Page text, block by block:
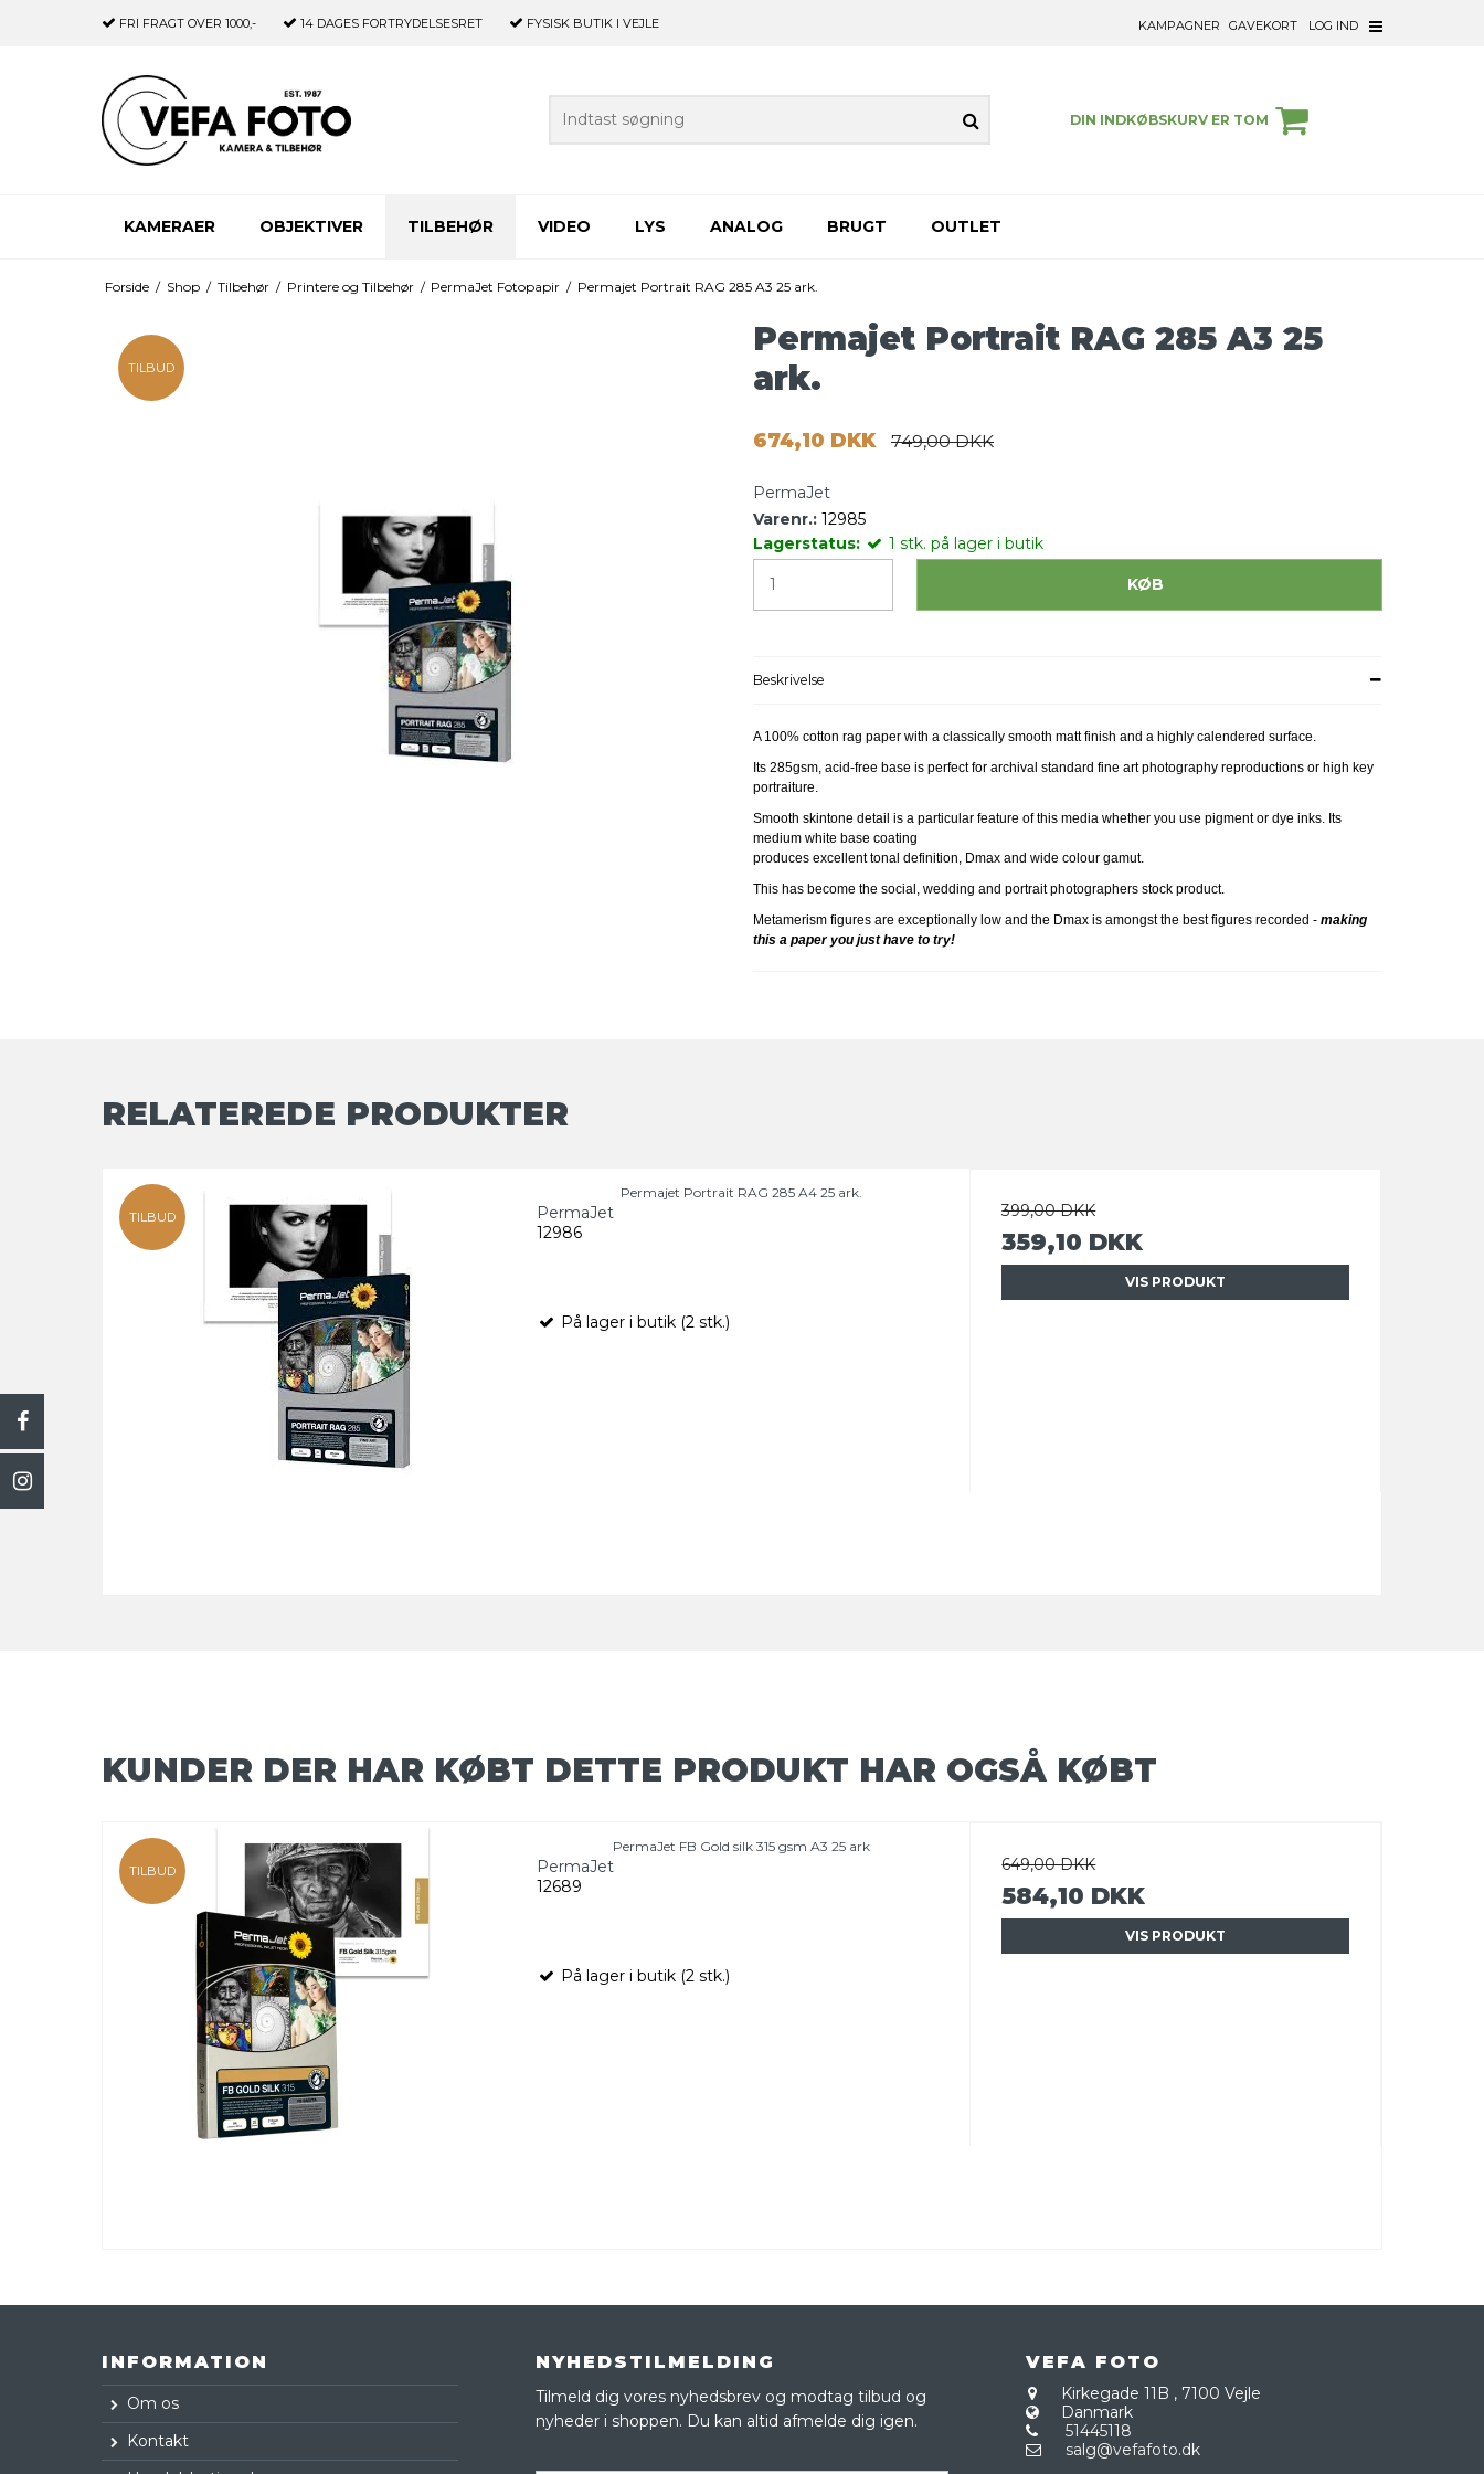
FRI FRAGT OVER 1000,- 14 DAGES FORTRYDELSESRET FYSISK BUTIK I VEJLE KAMPAGNER GAVEKORT LOG IND
DIN INDKØBSKURV ER TOM
KAMERAER OBJEKTIVER TILBEHØR VIDEO LYS ANALOG BRUGT OUTLET
Forside / Shop / Tilbehør / Printere og Tilbehør / PermaJet Fotopapir / Permajet Portrait RAG 285 A3 25 ark.
TILBUD
Permajet Portrait RAG 285 A3 25
ark.
674,10 DKK 749,00 DKK
PermaJet
Varenr.: 12985
Lagerstatus:
1 stk. på lager i butik
KØB
Beskrivelse
A 100% cotton rag paper with a classically smooth matt finish and a highly calendered surface.
Its 285gsm, acid-free base is perfect for archival standard fine art photography reproductions or high key
portraiture.
Smooth skintone detail is a particular feature of this media whether you use pigment or dye inks. Its
medium white base coating
produces excellent tonal definition, Dmax and wide colour gamut.
This has become the social, wedding and portrait photographers stock product.
Metamerism figures are exceptionally low and the Dmax is amongst the best figures recorded - making
this a paper you just have to try!
RELATEREDE PRODUKTER
TILBUD
Permajet Portrait RAG 285 A4 25 ark.
PermaJet
12986
På lager i butik (2 stk.)
399,00 DKK
359,10 DKK
VIS PRODUKT
KUNDER DER HAR KØBT DETTE PRODUKT HAR OGSÅ KØBT
TILBUD
PermaJet FB Gold silk 315 gsm A3 25 ark
PermaJet
12689
På lager i butik (2 stk.)
649,00 DKK
584,10 DKK
VIS PRODUKT
INFORMATION
Om os
Kontakt
NYHEDSTILMELDING
Tilmeld dig vores nyhedsbrev og modtag tilbud og
nyheder i shoppen. Du kan altid afmelde dig igen.
VEFA FOTO
Kirkegade 11B ,7100 Vejle
Danmark
51445118
salg@vefafoto.dk